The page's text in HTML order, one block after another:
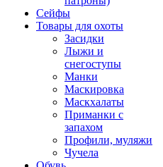
Сейфы
Товары для охоты
Засидки
Лыжи и
снегоступы
Манки
Маскировка
Маскхалаты
Приманки с
запахом
Профили, муляжи
Чучела